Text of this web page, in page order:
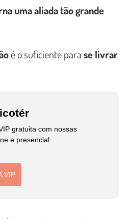
uma aliada tão grande
é o suficiente parase livrar
gratuita com nossas
e presencial.
VIP